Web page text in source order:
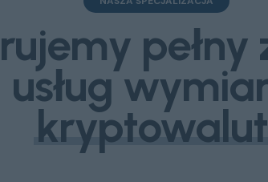
pełny
usług
kryptowalut